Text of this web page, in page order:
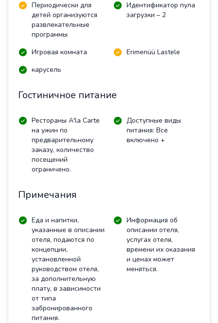
Периодически для
детей организуются
развлекательные
программы
Идентификатор пула
загрузки – 2
Игровая комната
Erimenüü Lastele
карусель
Гостиничное питание
Рестораны A'la Carte
на ужин по
предварительному
заказу, количество
посещений
ограничено.
Доступные виды
питания: Все
включено +
Примечания
Еда и напитки,
указанные в описании
отеля, подаются по
концепции,
установленной
руководством отеля,
за дополнительную
плату, в зависимости
от типа
забронированного
питания.
Информация об
описании отеля,
услугах отеля,
времени их оказания
и ценах может
меняться.